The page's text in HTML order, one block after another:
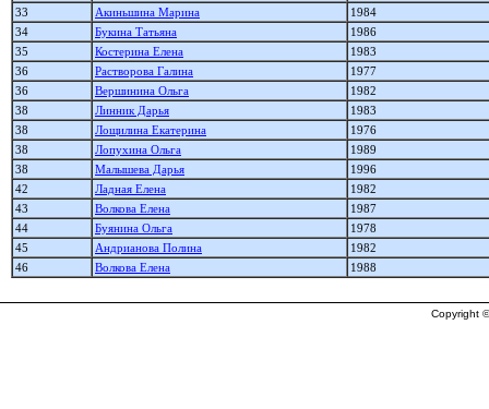
33
Акиньшина Марина
1984
34
Букина Татьяна
1986
35
Костерина Елена
1983
36
Растворова Галина
1977
36
Вершинина Ольга
1982
38
Линник Дарья
1983
38
Лощилина Екатерина
1976
38
Лопухина Ольга
1989
38
Малышева Дарья
1996
42
Ладная Елена
1982
43
Волкова Елена
1987
44
Буянина Ольга
1978
45
Андрианова Полина
1982
46
Волкова Елена 1988
Copyright